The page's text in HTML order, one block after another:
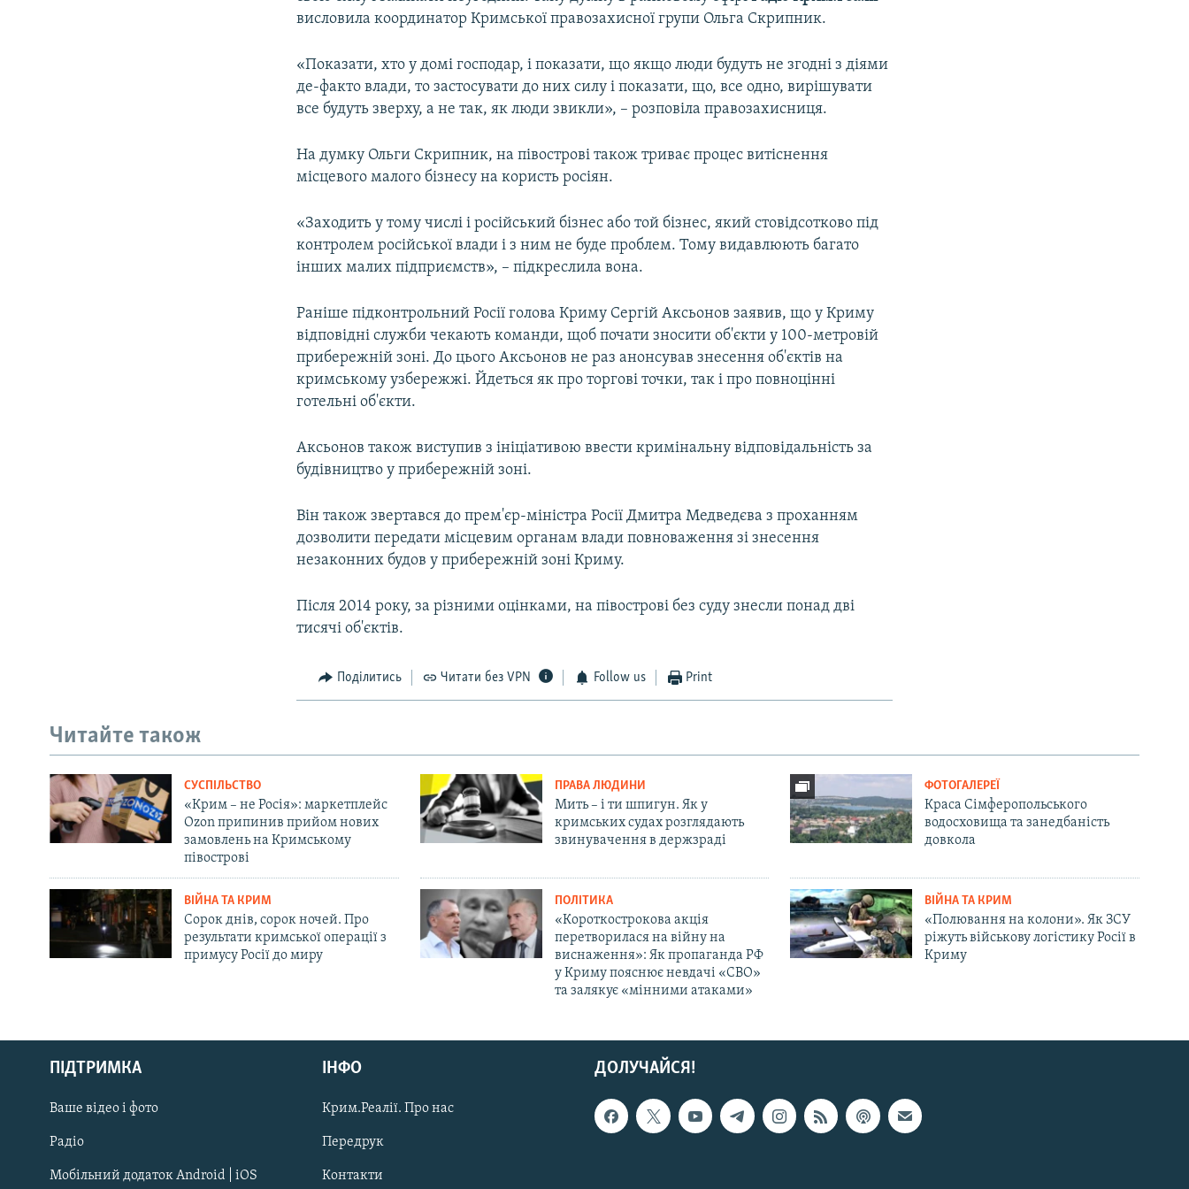
Русский
Qırımtatar
ДОЛУЧАЙСЯ!
висловила координатор Кримської правозахисної групи Ольга Скрипник.
«Показати, хто у домі господар, і показати, що якщо люди будуть не згодні з діями
де-факто влади, то застосувати до них силу і показати, що, все одно, вирішувати
все будуть зверху, а не так, як люди звикли», – розповіла правозахисниця.
На думку Ольги Скрипник, на півострові також триває процес витіснення
місцевого малого бізнесу на користь росіян.
«Заходить у тому числі і російський бізнес або той бізнес, який стовідсотково під
контролем російської влади і з ним не буде проблем. Тому видавлюють багато
інших малих підприємств», – підкреслила вона.
Раніше підконтрольний Росії голова Криму Сергій Аксьонов заявив, що у Криму
відповідні служби чекають команди, щоб почати зносити об'єкти у 100-метровій
прибережній зоні. До цього Аксьонов не раз анонсував знесення об'єктів на
кримському узбережжі. Йдеться як про торгові точки, так і про повноцінні
готельні об'єкти.
Аксьонов також виступив з ініціативою ввести кримінальну відповідальність за
будівництво у прибережній зоні.
Він також звертався до прем'єр-міністра Росії Дмитра Медведєва з проханням
дозволити передати місцевим органам влади повноваження зі знесення
незаконних будов у прибережній зоні Криму.
Після 2014 року, за різними оцінками, на півострові без суду знесли понад дві
тисячі об'єктів.
Поділитись Читати без VPN Follow us Print
Читайте також
СУСПІЛЬСТВО
«Крим – не Росія»: маркетплейс
Ozon припинив прийом нових
замовлень на Кримському
півострові
ПРАВА ЛЮДИНИ
Мить – і ти шпигун. Як у
кримських судах розглядають
звинувачення в держзраді
ФОТОГАЛЕРЕЇ
Краса Сімферопольського
водосховища та занедбаність
довкола
ВІЙНА ТА КРИМ
Сорок днів, сорок ночей. Про
результати кримської операції з
примусу Росії до миру
ПОЛІТИКА
«Короткострокова акція
перетворилася на війну на
виснаження»: Як пропаганда РФ
у Криму пояснює невдачі «СВО»
та залякує «мінними атаками»
ВІЙНА ТА КРИМ
«Полювання на колони». Як ЗСУ
ріжуть військову логістику Росії в
Криму
ДОЛУЧАЙСЯ!
ПІДТРИМКА
Ваше відео і фото
Радіо
Мобільний додаток Android | iOS
ІНФО
Крим.Реалії. Про нас
Передрук
Контакти